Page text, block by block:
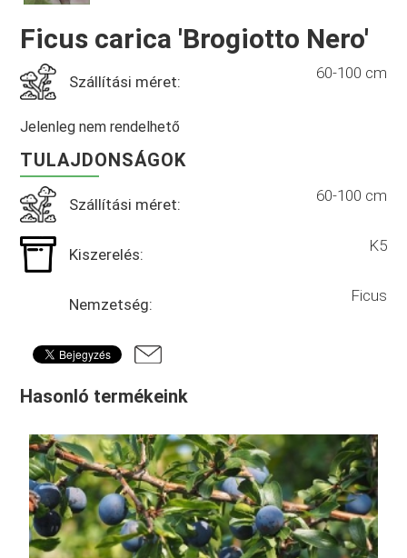
Ficus carica 'Brogiotto Nero'
Szállítási méret: 60-100 cm
Jelenleg nem rendelhető
TULAJDONSÁGOK
Szállítási méret: 60-100 cm
Kiszerelés: K5
Nemzetség: Ficus
Hasonló termékeink